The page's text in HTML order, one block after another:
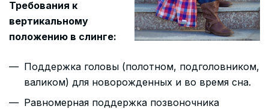
Требования к
вертикальному
положению в слинге:
Поддержка головы (полотном, подголовником,
валиком) для новорожденных и во время сна.
Равномерная поддержка позвоночника